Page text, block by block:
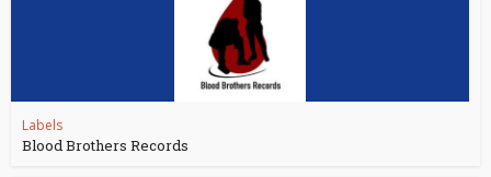
Labels
Blood Brothers Records